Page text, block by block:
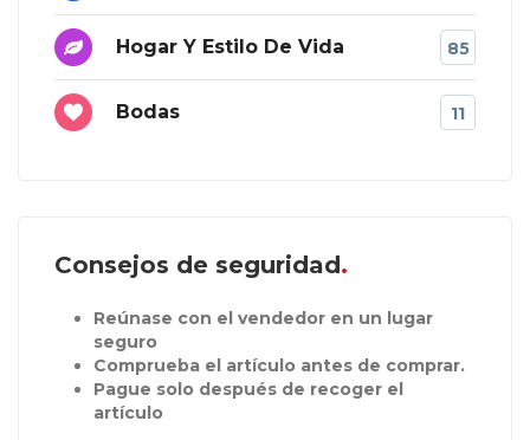
Hogar Y Estilo De Vida 85
Bodas 11
Consejos de seguridad
Reúnase con el vendedor en un lugar
seguro
Comprueba el artículo antes de comprar.
Pague solo después de recoger el
artículo